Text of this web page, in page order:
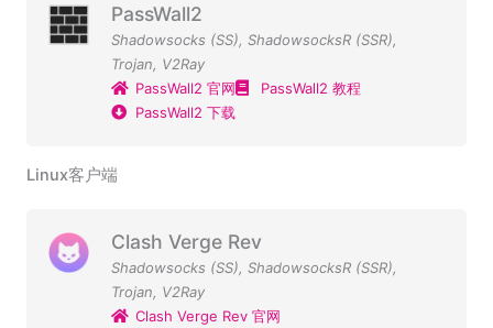
PassWall2
Shadowsocks (SS), ShadowsocksR (SSR),
Trojan, V2Ray
PassWall2 官网
PassWall2 教程
PassWall2 下载
Linux客户端
Clash Verge Rev
Shadowsocks (SS), ShadowsocksR (SSR),
Trojan, V2Ray
Clash Verge Rev 官网